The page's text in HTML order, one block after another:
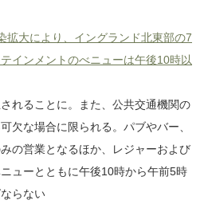
拡大により、イングランド北東部の7
インメントのべニューは午後10時以
れることに。また、公共交通機関の
欠な場合に限られる。パブやバー、
の営業となるほか、レジャーおよび
ューとともに午後10時から午前5時
らない